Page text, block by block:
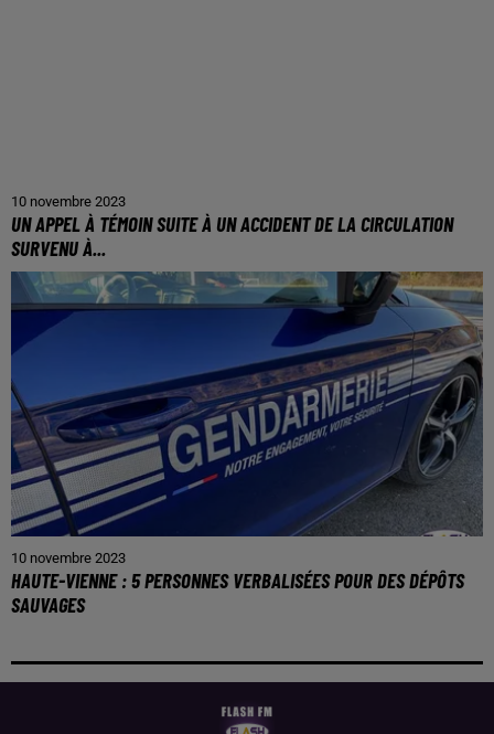
10 novembre 2023
UN APPEL À TÉMOIN SUITE À UN ACCIDENT DE LA CIRCULATION
SURVENU À...
10 novembre 2023
HAUTE-VIENNE : 5 PERSONNES VERBALISÉES POUR DES DÉPÔTS
SAUVAGES